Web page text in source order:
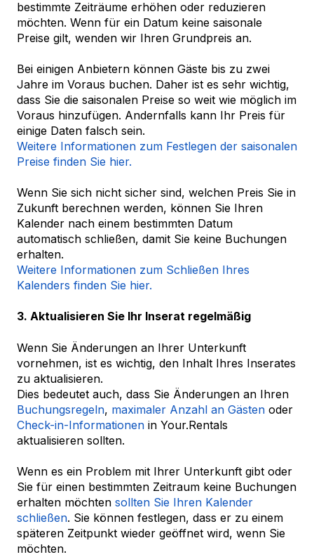
bestimmte Zeiträume erhöhen oder reduzieren
möchten. Wenn für ein Datum keine saisonale
Preise gilt, wenden wir Ihren Grundpreis an.
Bei einigen Anbietern können Gäste bis zu zwei
Jahre im Voraus buchen. Daher ist es sehr wichtig,
dass Sie die saisonalen Preise so weit wie möglich im
Voraus hinzufügen. Andernfalls kann Ihr Preis für
einige Daten falsch sein.
Weitere Informationen zum Festlegen der saisonalen
Preise finden Sie hier.
Wenn Sie sich nicht sicher sind, welchen Preis Sie in
Zukunft berechnen werden, können Sie Ihren
Kalender nach einem bestimmten Datum
automatisch schließen, damit Sie keine Buchungen
erhalten.
Weitere Informationen zum Schließen Ihres
Kalenders finden Sie hier.
3. Aktualisieren Sie Ihr Inserat regelmäßig
Wenn Sie Änderungen an Ihrer Unterkunft
vornehmen, ist es wichtig, den Inhalt Ihres Inserates
zu aktualisieren.
Dies bedeutet auch, dass Sie Änderungen an Ihren
Buchungsregeln, maximaler Anzahl an Gästen oder
Check-in-Informationen in Your.Rentals
aktualisieren sollten.
Wenn es ein Problem mit Ihrer Unterkunft gibt oder
Sie für einen bestimmten Zeitraum keine Buchungen
erhalten möchten sollten Sie Ihren Kalender
schließen. Sie können festlegen, dass er zu einem
späteren Zeitpunkt wieder geöffnet wird, wenn Sie
möchten.